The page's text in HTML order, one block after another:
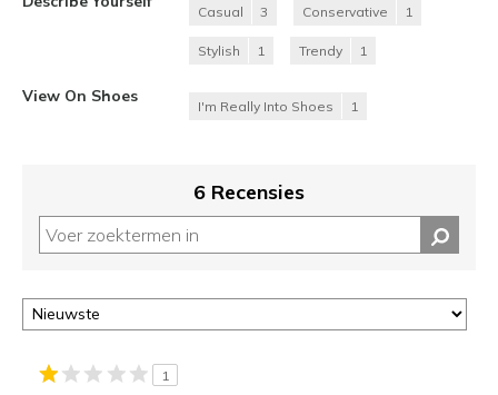
Casual 3 Conservative 1
Stylish 1 Trendy 1
View On Shoes
I'm Really Into Shoes 1
6 Recensies
1